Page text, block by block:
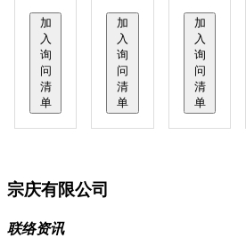
加
入
询
问
清
单
加
入
询
问
清
单
加
入
询
问
清
单
宗庆有限公司
联络资讯